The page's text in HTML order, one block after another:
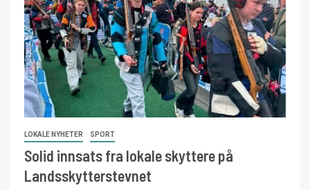
LOKALE NYHETER SPORT
Solid innsats fra lokale skyttere på
Landsskytterstevnet